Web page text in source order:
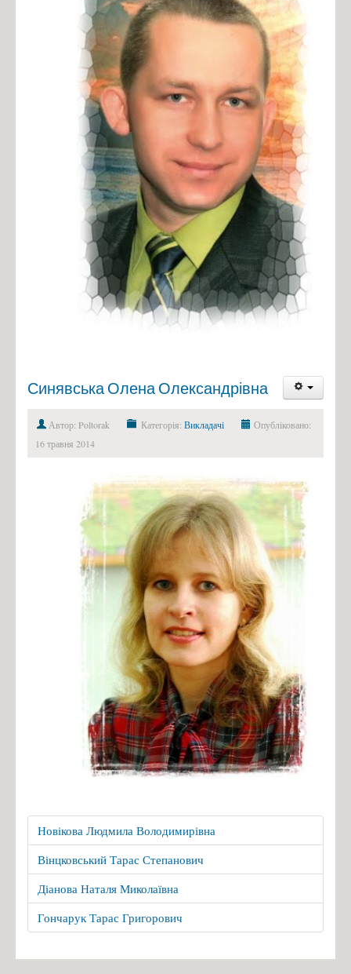
Синявська Олена Олександрівна
Автор: Poltorak Категорія: Викладачі
Опубліковано:
16 травня 2014
Новікова Людмила Володимирівна
Вінцковський Тарас Степанович
Діанова Наталя Миколаївна
Гончарук Тарас Григорович